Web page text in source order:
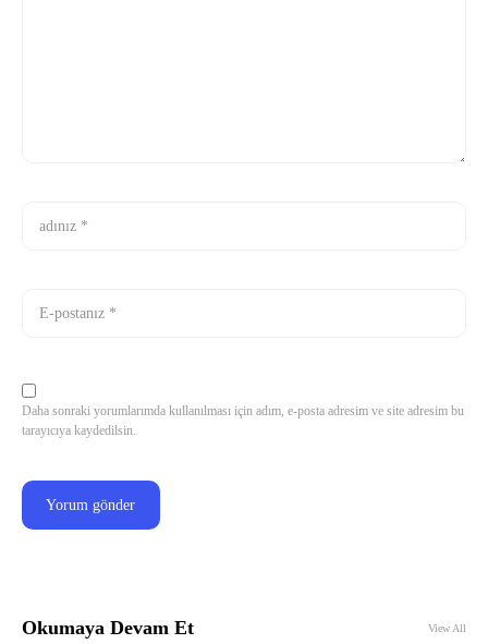
Daha sonraki yorumlarımda kullanılması için adım, e-posta adresim ve site adresim bu
tarayıcıya kaydedilsin.
Okumaya Devam Et View All